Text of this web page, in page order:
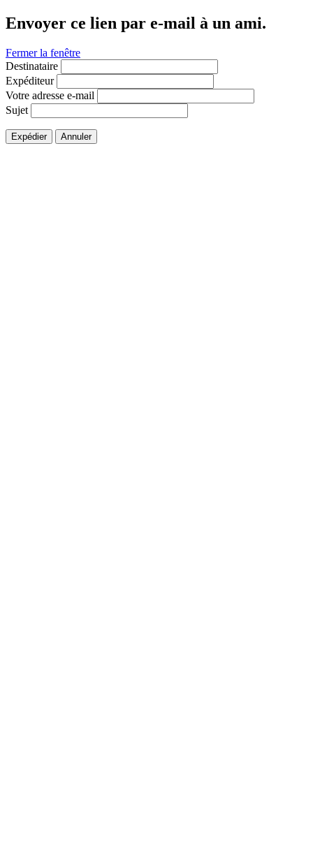
Envoyer ce lien par e-mail à un ami.
Fermer la fenêtre
Destinataire
Expéditeur
Votre adresse e-mail
Sujet
Expédier Annuler